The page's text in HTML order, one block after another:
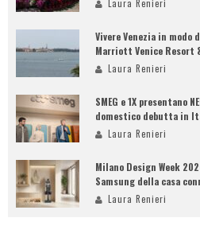
Laura Renieri
Vivere Venezia in modo
Marriott Venice Resort
Laura Renieri
SMEG e 1X presentano
domestico debutta in
Laura Renieri
Milano Design Week
Samsung della casa
Laura Renieri